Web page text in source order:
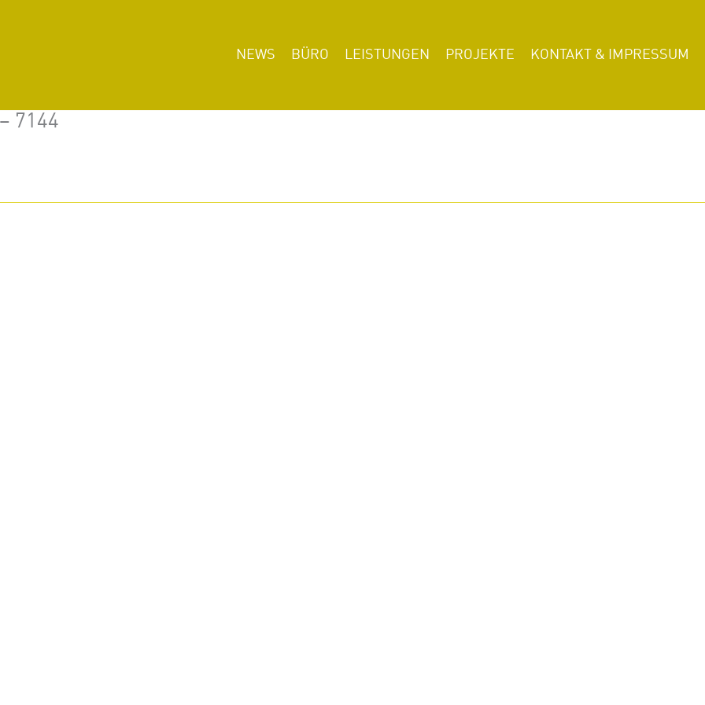
NEWS BÜRO LEISTUNGEN PROJEKTE KONTAKT & IMPRESSUM
7144